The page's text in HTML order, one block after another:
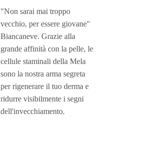
"Non sarai mai troppo
vecchio, per essere giovane"
Biancaneve. Grazie alla
grande affinità con la pelle, le
cellule staminali della Mela
sono la nostra arma segreta
per rigenerare il tuo derma e
ridurre visibilmente i segni
dell'invecchiamento.